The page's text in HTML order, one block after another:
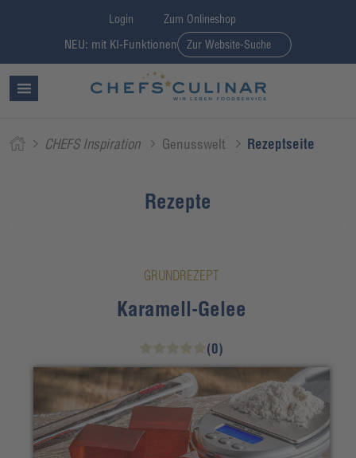
Login Zum Onlineshop
NEU: mit KI-Funktionen Zur Website-Suche
CHEFS Inspiration Genusswelt Rezeptseite
Rezepte
GRUNDREZEPT
Karamell-Gelee
(0)